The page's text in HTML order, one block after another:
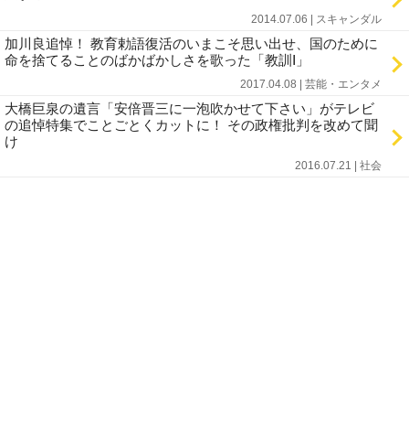
2014.07.06 | スキャンダル
加川良追悼！ 教育勅語復活のいまこそ思い出せ、国のために
命を捨てることのばかばかしさを歌った「教訓Ⅰ」
2017.04.08 | 芸能・エンタメ
大橋巨泉の遺言「安倍晋三に一泡吹かせて下さい」がテレビ
の追悼特集でことごとくカットに！ その政権批判を改めて聞
け
2016.07.21 | 社会